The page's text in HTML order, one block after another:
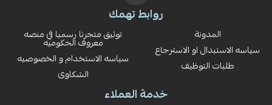
روابط تهمك
المدونة
سياسه الاستبدال او الاسترجاع
طلبات التوظيف
توثيق متجرنا رسميا في منصه
معروف الحكوميه
سياسه الاستخدام و الخصوصيه
الشكاوى
خدمة العملاء